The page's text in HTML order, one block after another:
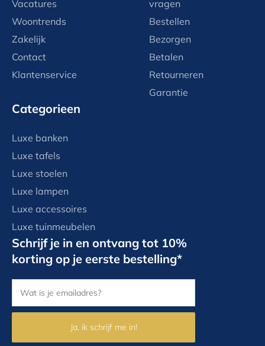
Vacatures
Woontrends
Zakelijk
Contact
Klantenservice
vragen
Bestellen
Bezorgen
Betalen
Retourneren
Garantie
Categorieen
Luxe banken
Luxe tafels
Luxe stoelen
Luxe lampen
Luxe accessoires
Luxe tuinmeubelen
Schrijf je in en ontvang tot 10%
korting op je eerste bestelling*
Ja, ik schrijf me in!